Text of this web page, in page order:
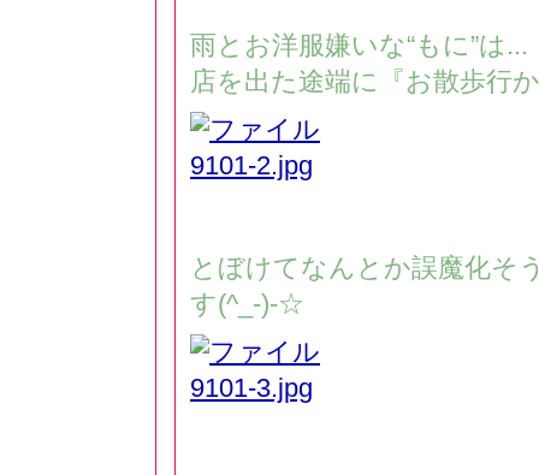
雨とお洋服嫌いな“もに”は...
店を出た途端に『お散歩行
とぼけてなんとか誤魔化そ
す(^_-)-☆